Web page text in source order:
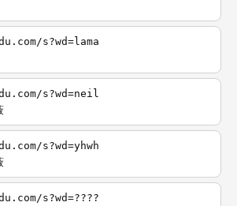
s?wd=lama
s?wd=neil
s?wd=yhwh
s?wd=????